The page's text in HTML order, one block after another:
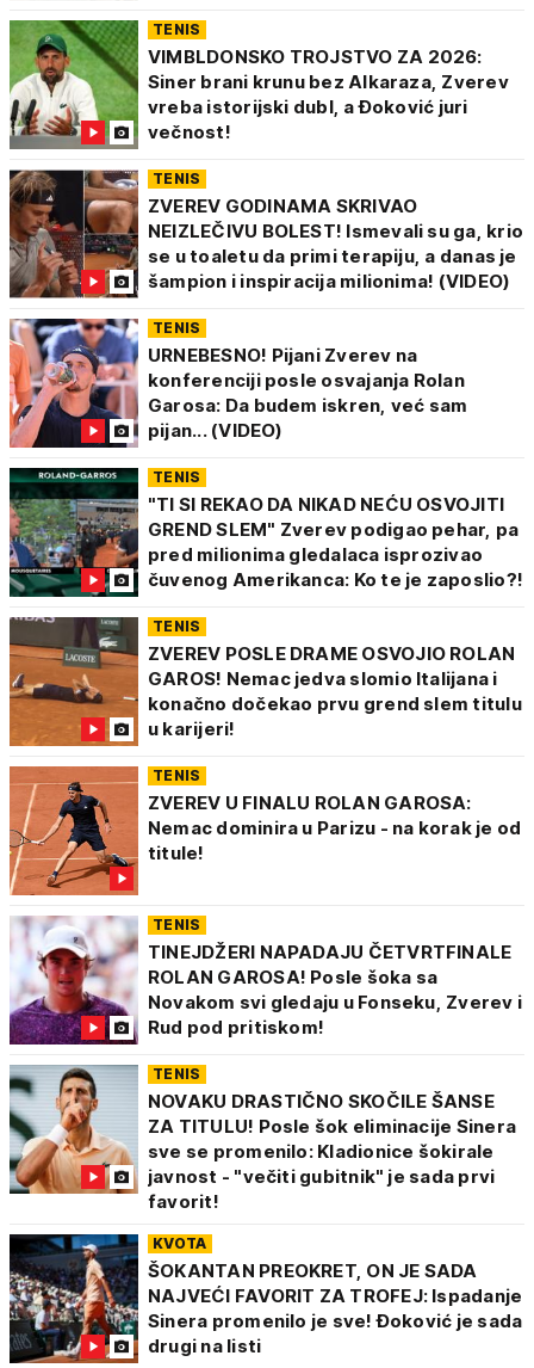
TENIS
VIMBLDONSKO TROJSTVO ZA 2026:
Siner brani krunu bez Alkaraza, Zverev
vreba istorijski dubl, a Đoković juri
večnost!
TENIS
ZVEREV GODINAMA SKRIVAO
NEIZLEČIVU BOLEST! Ismevali su ga, krio
se u toaletu da primi terapiju, a danas je
šampion i inspiracija milionima! (VIDEO)
TENIS
URNEBESNO! Pijani Zverev na
konferenciji posle osvajanja Rolan
Garosa: Da budem iskren, već sam
pijan... (VIDEO)
TENIS
"TI SI REKAO DA NIKAD NEĆU OSVOJITI
GREND SLEM" Zverev podigao pehar, pa
pred milionima gledalaca isprozivao
čuvenog Amerikanca: Ko te je zaposlio?!
TENIS
ZVEREV POSLE DRAME OSVOJIO ROLAN
GAROS! Nemac jedva slomio Italijana i
konačno dočekao prvu grend slem titulu
u karijeri!
TENIS
ZVEREV U FINALU ROLAN GAROSA:
Nemac dominira u Parizu - na korak je od
titule!
TENIS
TINEJDŽERI NAPADAJU ČETVRTFINALE
ROLAN GAROSA! Posle šoka sa
Novakom svi gledaju u Fonseku, Zverev i
Rud pod pritiskom!
TENIS
NOVAKU DRASTIČNO SKOČILE ŠANSE
ZA TITULU! Posle šok eliminacije Sinera
sve se promenilo: Kladionice šokirale
javnost - "večiti gubitnik" je sada prvi
favorit!
KVOTA
ŠOKANTAN PREOKRET, ON JE SADA
NAJVEĆI FAVORIT ZA TROFEJ: Ispadanje
Sinera promenilo je sve! Đoković je sada
drugi na listi